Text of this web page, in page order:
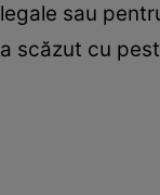
legale sau
a scăzut cu